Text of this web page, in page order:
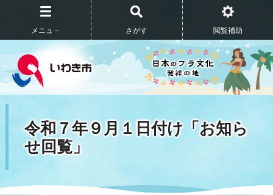
メニュ－ さがす 閲覧補助
令和７年９月１日付け「お知ら
せ回覧」